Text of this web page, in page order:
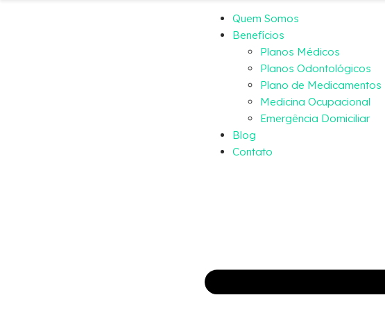
Quem Somos
Benefícios
Planos Médicos
Planos Odontológicos
Plano de Medicamentos
Medicina Ocupacional
Emergência Domiciliar
Blog
Contato